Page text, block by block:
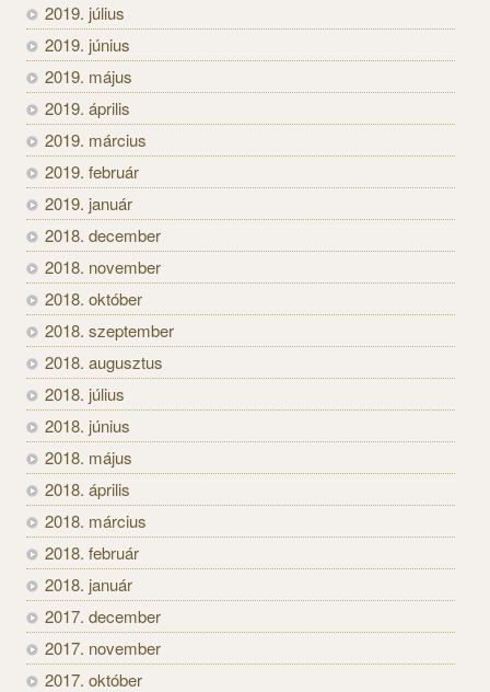
2019. július
2019. június
2019. május
2019. április
2019. március
2019. február
2019. január
2018. december
2018. november
2018. október
2018. szeptember
2018. augusztus
2018. július
2018. június
2018. május
2018. április
2018. március
2018. február
2018. január
2017. december
2017. november
2017. október